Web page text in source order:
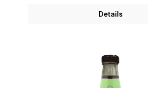
zum Würzen von Reis, Nudeln und
vollmundigen Geschmack, der selbst
Fleischliebhaber überzeugt. Die
mediterranen Tomaten und
Details